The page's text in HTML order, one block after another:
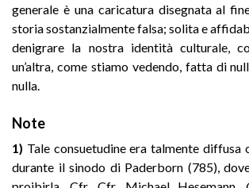
generale è una caricatura disegnata al
storia sostanzialmente falsa; solita e
denigrare la nostra identità culturale,
un’altra, come stiamo vedendo, fatta di
nulla.
Note
1) Tale consuetudine era talmente diffusa
durante il sinodo di Paderborn (785),